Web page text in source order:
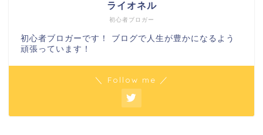
初心者ブロガー
ライオネル
初心者ブロガーです！ ブログで人生が豊かになるよう
頑張っています！
＼ Follow me ／